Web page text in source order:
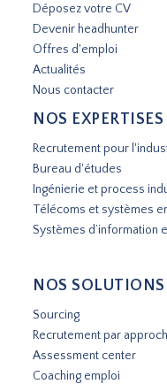
Déposez votre CV
Devenir headhunter
Offres d'emploi
Actualités
Nous contacter
NOS EXPERTISES
Recrutement pour
Bureau d'études
Ingénierie et process
Télécoms et systèmes
Systèmes d’information
NOS SOLUTIONS
Sourcing
Recrutement par
Assessment center
Coaching emploi